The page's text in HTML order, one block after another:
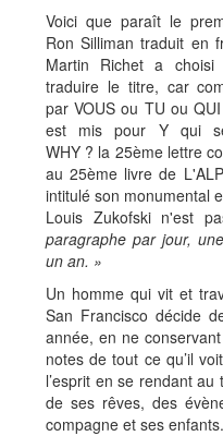
Voici que paraît le
Ron Silliman traduit en
Martin Richet a
traduire le titre, car
par VOUS ou TU ou
est mis pour Y qui
WHY ? la 25ème lettre
au 25ème livre de
intitulé son monumental
Louis Zukofski n'est
paragraphe par jour,
un an. »
Un homme qui vit et
San Francisco décide
année, en ne
notes de tout ce qu’il
l’esprit en se rendant
de ses rêves, des
compagne et ses